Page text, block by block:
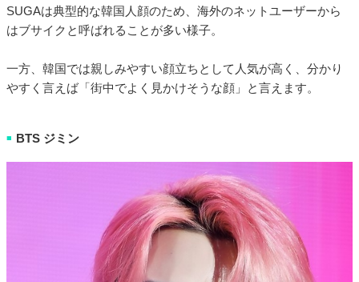
SUGAは典型的な韓国人顔のため、海外のネットユーザーから
はブサイクと呼ばれることが多い様子。
一方、韓国では親しみやすい顔立ちとして人気が高く、分かり
やすく言えば「街中でよく見かけそうな顔」と言えます。
■ BTS ジミン